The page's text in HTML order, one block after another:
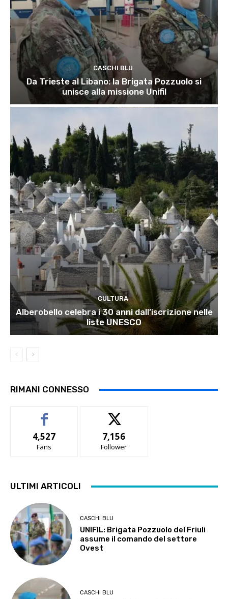
CASCHI BLU
Da Trieste al Libano: la Brigata Pozzuolo si
unisce alla missione Unifil
CULTURA
Alberobello celebra i 30 anni dall’iscrizione nelle
liste UNESCO
RIMANI CONNESSO
4,527
Fans
7,156
Follower
ULTIMI ARTICOLI
CASCHI BLU
UNIFIL: Brigata Pozzuolo del Friuli
assume il comando del settore
Ovest
CASCHI BLU